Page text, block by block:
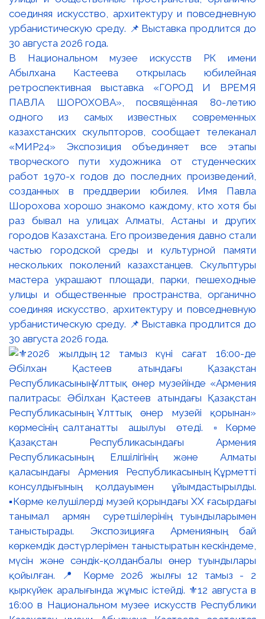
В Национальном музее искусств РК имени
Абылхана Кастеева открылась юбилейная
ретроспективная выставка «ГОРОД И ВРЕМЯ
ПАВЛА ШОРОХОВА», посвящённая 80-летию
одного из самых известных современных
казахстанских скульпторов, сообщает телеканал
«МИР24» Экспозиция объединяет все этапы
творческого пути художника от студенческих
работ 1970-х годов до последних произведений,
созданных в преддверии юбилея. Имя Павла
Шорохова хорошо знакомо каждому, кто хотя бы
раз бывал на улицах Алматы, Астаны и других
городов Казахстана. Его произведения давно стали
частью городской среды и культурной памяти
нескольких поколений казахстанцев. Скульптуры
мастера украшают площади, парки, пешеходные
улицы и общественные пространства, органично
соединяя искусство, архитектуру и повседневную
урбанистическую среду. 📌Выставка продлится до
30 августа 2026 года.